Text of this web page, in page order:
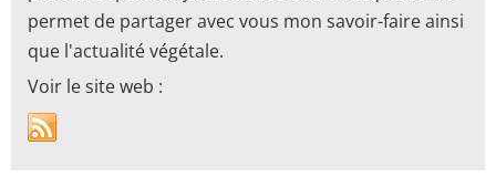
permet de partager avec vous mon savoir-faire ainsi
que l'actualité végétale.
Voir le site web :